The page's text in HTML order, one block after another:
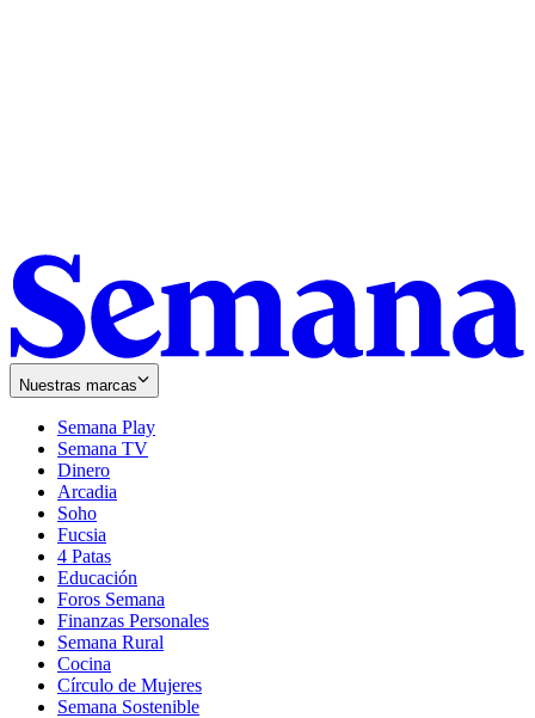
Nuestras marcas
Semana Play
Semana TV
Dinero
Arcadia
Soho
in
new
window
Fucsia
in
new
window
4 Patas
Educación
Foros Semana
Finanzas Personales
Semana Rural
Cocina
Círculo de Mujeres
Semana Sostenible